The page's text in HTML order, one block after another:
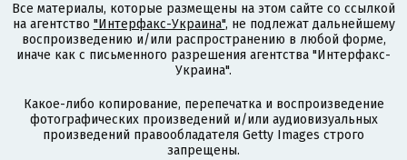
Все материалы, которые размещены на этом сайте со ссылкой
на агентство "Интерфакс-Украина", не подлежат дальнейшему
воспроизведению и/или распространению в любой форме,
иначе как с письменного разрешения агентства "Интерфакс-
Украина".
Какое-либо копирование, перепечатка и воспроизведение
фотографических произведений и/или аудиовизуальных
произведений правообладателя Getty Images строго
запрещены.